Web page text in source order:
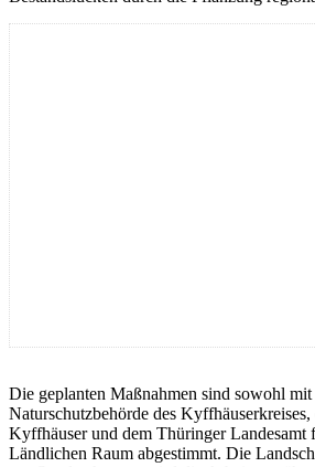
Die geplanten Maßnahmen sind sowohl
Naturschutzbehörde des
Kyffhäuser und dem Thüringer
Ländlichen Raum abgestimmt. Die